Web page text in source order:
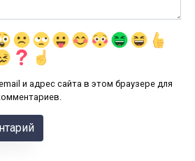
и адрес сайта в этом браузере для